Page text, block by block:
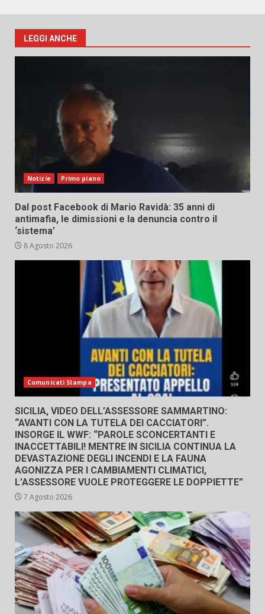
LEGGI ANCHE
Notizie Primo piano
Dal post Facebook di Mario Ravidà: 35 anni di
antimafia, le dimissioni e la denuncia contro il
‘sistema’
8 Agosto 2026
Comunicati Stampa
SICILIA, VIDEO DELL’ASSESSORE SAMMARTINO:
“AVANTI CON LA TUTELA DEI CACCIATORI”.
INSORGE IL WWF: “PAROLE SCONCERTANTI E
INACCETTABILI! MENTRE IN SICILIA CONTINUA LA
DEVASTAZIONE DEGLI INCENDI E LA FAUNA
AGONIZZA PER I CAMBIAMENTI CLIMATICI,
L’ASSESSORE VUOLE PROTEGGERE LE DOPPIETTE”
7 Agosto 2026